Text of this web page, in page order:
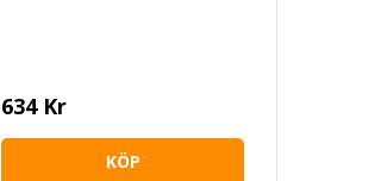
634 Kr
KÖP